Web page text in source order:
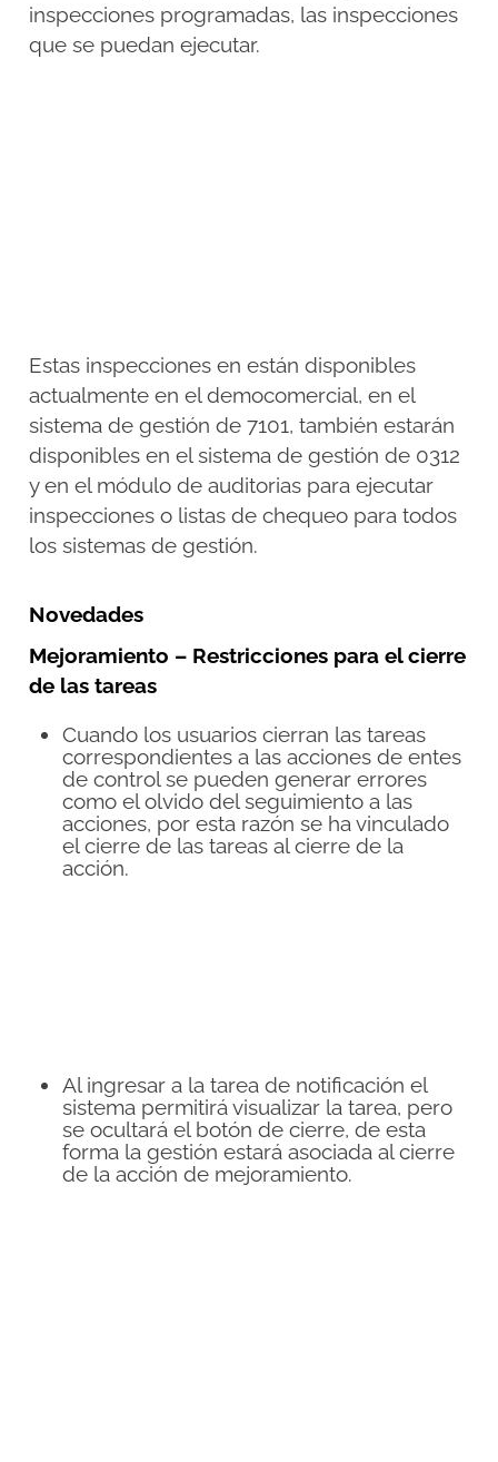
inspecciones programadas, las inspecciones
que se puedan ejecutar.
Estas inspecciones en están disponibles
actualmente en el democomercial, en el
sistema de gestión de 7101, también estarán
disponibles en el sistema de gestión de 0312
y en el módulo de auditorias para ejecutar
inspecciones o listas de chequeo para todos
los sistemas de gestión.
Novedades
Mejoramiento – Restricciones para el cierre
de las tareas
Cuando los usuarios cierran las tareas
correspondientes a las acciones de entes
de control se pueden generar errores
como el olvido del seguimiento a las
acciones, por esta razón se ha vinculado
el cierre de las tareas al cierre de la
acción.
Al ingresar a la tarea de notificación el
sistema permitirá visualizar la tarea, pero
se ocultará el botón de cierre, de esta
forma la gestión estará asociada al cierre
de la acción de mejoramiento.